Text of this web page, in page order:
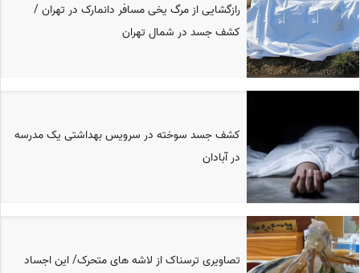
رازگشایی از مرگ یخی مسافر دانمارک در تهران /
کشف جسد در شمال تهران
کشف جسد سوخته در سرویس بهداشتی یک مدرسه
در آبادان
تصاویری ترسناک از لاشه های متحرک/ این اجساد